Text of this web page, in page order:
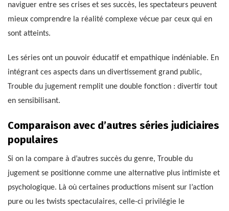
naviguer entre ses crises et ses succès, les spectateurs peuvent
mieux comprendre la réalité complexe vécue par ceux qui en
sont atteints.
Les séries ont un pouvoir éducatif et empathique indéniable. En
intégrant ces aspects dans un divertissement grand public,
Trouble du jugement remplit une double fonction : divertir tout
en sensibilisant.
Comparaison avec d’autres séries judiciaires
populaires
Si on la compare à d’autres succès du genre, Trouble du
jugement se positionne comme une alternative plus intimiste et
psychologique. Là où certaines productions misent sur l’action
pure ou les twists spectaculaires, celle-ci privilégie le